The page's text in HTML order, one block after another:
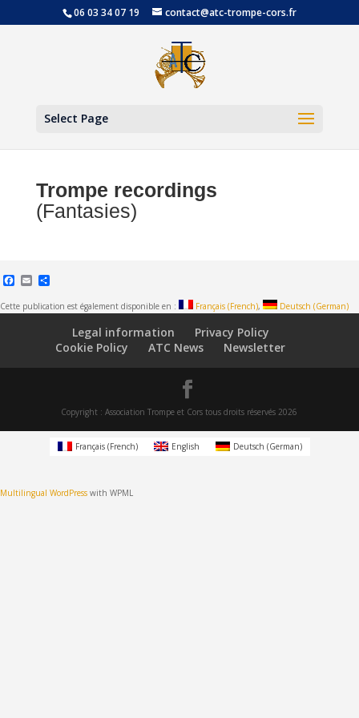
06 03 34 07 19 contact@atc-trompe-cors.fr
Select Page
Trompe recordings
(Fantasies)
Facebook
Email
Cette publication est également disponible en : Français (French) Deutsch (German)
Legal information
Privacy Policy
Cookie Policy
ATC News Newsletter
Copyright : Association Trompe et Cors tous droits réservés 2026
Français(French) English Deutsch (German)
Multilingual WordPress with WPML